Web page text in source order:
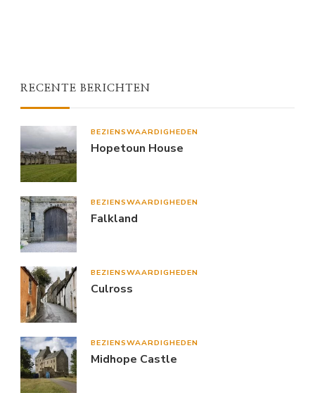
RECENTE BERICHTEN
BEZIENSWAARDIGHEDEN
Hopetoun House
BEZIENSWAARDIGHEDEN
Falkland
BEZIENSWAARDIGHEDEN
Culross
BEZIENSWAARDIGHEDEN
Midhope Castle